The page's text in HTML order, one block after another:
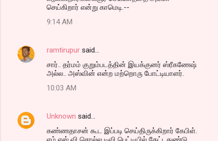
s
செய்கிறார் என்று காமெடி.--
9:14 AM
ramtirupur said…
சார்.. தர்மம் குறும்படத்தின் இயக்குனர் ஸ்ரீகணேஷ்
அல்ல.. அஸ்வின் என்ற மற்றொரு போட்டியாளர்.
10:03 AM
Unknown said…
கண்ணதாசன் கூட இப்படி செய்திருக்கிறார் கேபிள்.